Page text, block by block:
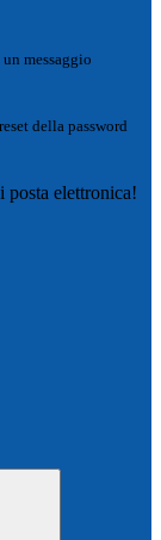
messaggio
della password
posta elettronica!